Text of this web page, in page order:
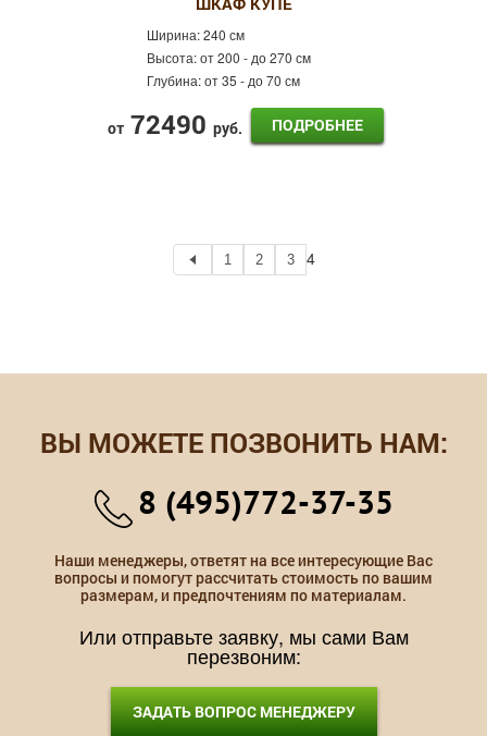
Ширина:240 см
Высота:от 200 - до 270 см
Глубина:от 35 - до 70 см
от 72490 руб. ПОДРОБНЕЕ
1 2 3 4
ВЫ МОЖЕТЕ ПОЗВОНИТЬ НАМ:
8 (495)772-37-35
Наши менеджеры, ответят на все интересующие Вас
вопросы и помогут рассчитать стоимость по вашим
размерам, и предпочтениям по материалам.
Или отправьте заявку, мы сами Вам
перезвоним:
ЗАДАТЬ ВОПРОС МЕНЕДЖЕРУ